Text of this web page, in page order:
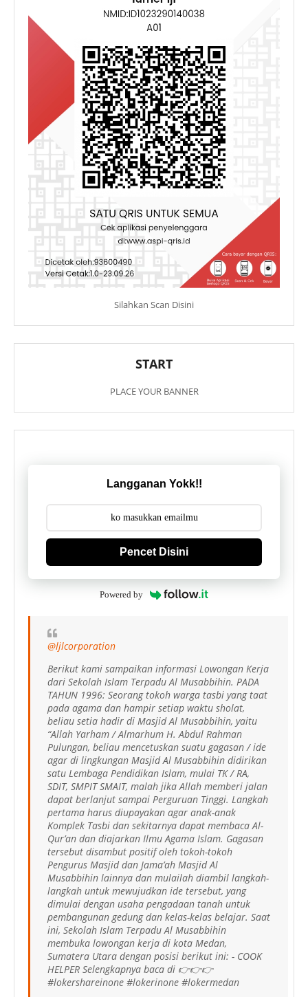
Silahkan Scan Disini
START
PLACE YOUR BANNER
Langganan Yokk!!
Pencet Disini
Powered by
@ljlcorporation
Berikut kami sampaikan informasi Lowongan Kerja
dari Sekolah Islam Terpadu Al Musabbihin. PADA
TAHUN 1996: Seorang tokoh warga tasbi yang taat
pada agama dan hampir setiap waktu sholat,
beliau setia hadir di Masjid Al Musabbihin, yaitu
“Allah Yarham / Almarhum H. Abdul Rahman
Pulungan, beliau mencetuskan suatu gagasan / ide
agar di lingkungan Masjid Al Musabbihin didirikan
satu Lembaga Pendidikan Islam, mulai TK / RA,
SDIT, SMPIT SMAIT, malah jika Allah memberi jalan
dapat berlanjut sampai Perguruan Tinggi. Langkah
pertama harus diupayakan agar anak-anak
Komplek Tasbi dan sekitarnya dapat membaca Al-
Qur’an dan diajarkan Ilmu Agama Islam. Gagasan
tersebut disambut positif oleh tokoh-tokoh
Pengurus Masjid dan Jama’ah Masjid Al
Musabbihin lainnya dan mulailah diambil langkah-
langkah untuk mewujudkan ide tersebut, yang
dimulai dengan usaha pengadaan tanah untuk
pembangunan gedung dan kelas-kelas belajar. Saat
ini, Sekolah Islam Terpadu Al Musabbihin
membuka lowongan kerja di kota Medan,
Sumatera Utara dengan posisi berikut ini: - COOK
HELPER Selengkapnya baca di 👉👉👉
#lokershareinone #lokerinone #lokermedan